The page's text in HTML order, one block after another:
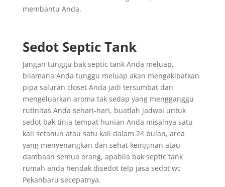
membantu Anda.
Sedot Septic Tank
Jangan tunggu bak septic tank Anda meluap,
bilamana Anda tunggu meluap akan mengakibatkan
pipa saluran closet Anda jadi tersumbat dan
mengeluarkan aroma tak sedap yang mengganggu
rutinitas Anda sehari-hari, buatlah jadwal untuk
sedot bak tinja tempat hunian Anda misalnya satu
kali setahun atau satu kali dalam 24 bulan, area
yang menyenangkan dan sehat keinginan atau
dambaan semua orang, apabila bak septic tank
rumah anda hendak disedot telp jasa sedot wc
Pekanbaru secepatnya.